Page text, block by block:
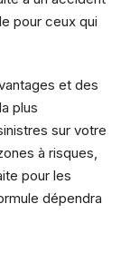
pour ceux qui
et des
plus
sur votre
à risques,
pour les
dépendra